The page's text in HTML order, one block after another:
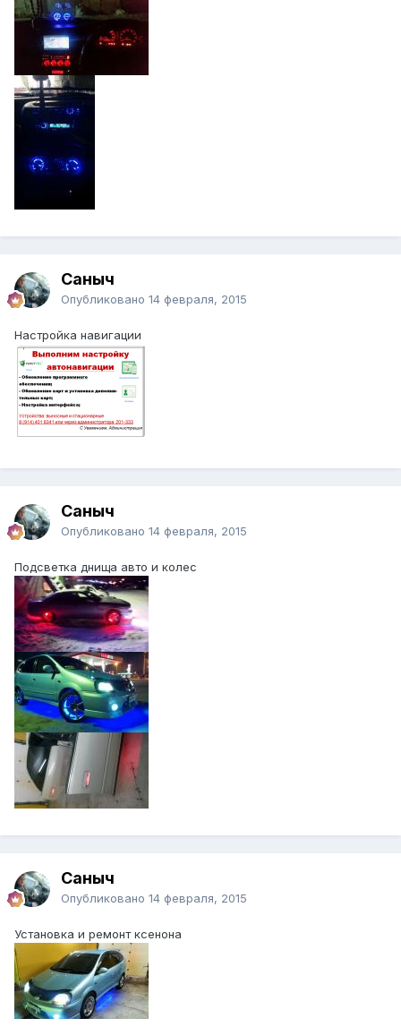
Саныч
Опубликовано 14 февраля, 2015
Настройка навигации
Саныч
Опубликовано 14 февраля, 2015
Подсветка днища авто и колес
Саныч
Опубликовано 14 февраля, 2015
Установка и ремонт ксенона